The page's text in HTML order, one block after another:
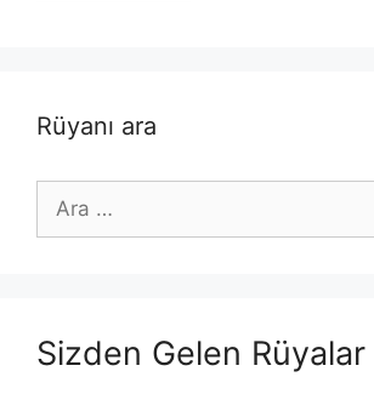
Rüyanı ara
ara
Sizden Gelen Rüyalar